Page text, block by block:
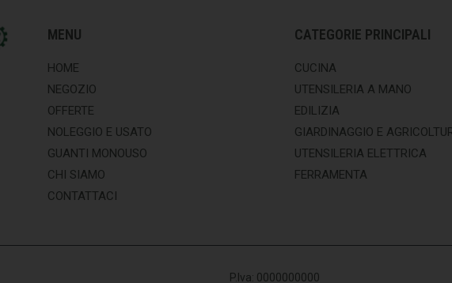
MENU
HOME
NEGOZIO
OFFERTE
NOLEGGIO E USATO
GUANTI MONOUSO
CHI SIAMO
CONTATTACI
CATEGORIE PRINCIPALI
CUCINA
UTENSILERIA A MANO
EDILIZIA
GIARDINAGGIO E
UTENSILERIA ELETTRICA
FERRAMENTA
P.Iva: 0000000000